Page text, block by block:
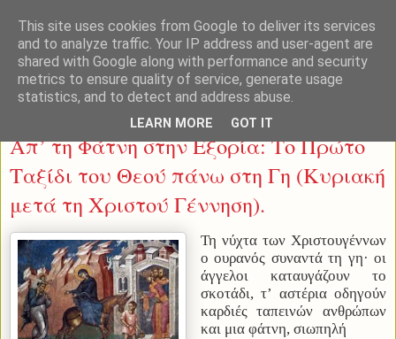
Κυριακή 28 Δεκεμβρίου 2025
Απ’ τη Φάτνη στην Εξορία: Το Πρώτο
Ταξίδι του Θεού πάνω στη Γη (Κυριακή
μετά τη Χριστού Γέννηση).
Τη νύχτα των Χριστουγέννων
ο ουρανός συναντά τη γη· οι
άγγελοι καταυγάζουν το
σκοτάδι, τ’ αστέρια οδηγούν
καρδιές ταπεινών ανθρώπων
και μια φάτνη, σιωπηλή
This site uses cookies from Google to deliver its services
and to analyze traffic. Your IP address and user-agent are
shared with Google along with performance and security
metrics to ensure quality of service, generate usage
statistics, and to detect and address abuse.
LEARN MORE GOT IT